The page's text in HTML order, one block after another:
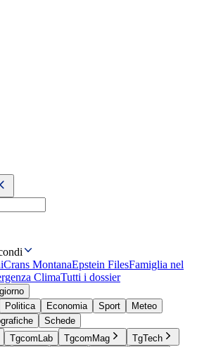
Crans MontanaEpstein FilesFamiglia nel
ClimaTutti i dossier
Politica Economia Sport
Meteo
Schede
TgcomLab TgcomMag
TgTech